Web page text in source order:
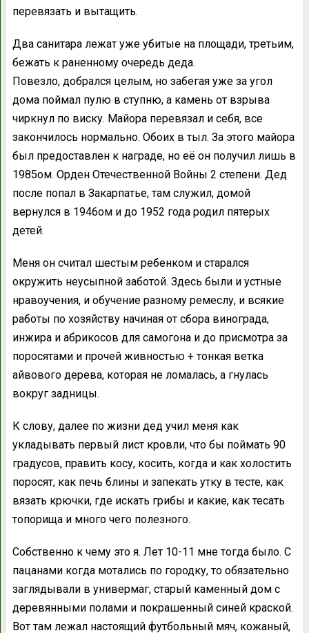
перевязать и вытащить.
Два санитара лежат уже убитые на площади, третьим,
бежать к раненному очередь деда.
Повезло, добрался целым, но забегая уже за угол
дома поймал пулю в ступню, а камень от взрыва
чиркнул по виску. Майора перевязал и себя, все
закончилось нормально. Обоих в тыл. За этого майора
был предоставлен к награде, но её он получил лишь в
1985ом. Орден Отечественной Войны 2 степени. Дед
после попал в Закарпатье, там служил, домой
вернулся в 1946ом и до 1952 года родил пятерых
детей.
Меня он считал шестым ребенком и старался
окружить неусыпной заботой. Здесь были и устные
нравоучения, и обучение разному ремеслу, и всякие
работы по хозяйству начиная от сбора винограда,
инжира и абрикосов для самогона и до присмотра за
поросятами и прочей живностью + тонкая ветка
айвового дерева, которая не ломалась, а гнулась
вокруг задницы.
К слову, далее по жизни дед учил меня как
укладывать первый лист кровли, что бы поймать 90
градусов, править косу, косить, когда и как холостить
поросят, как печь блины и запекать утку в тесте, как
вязать крючки, где искать грибы и какие, как тесать
топорища и много чего полезного.
Собственно к чему это я. Лет 10-11 мне тогда было. С
пацанами когда мотались по городку, то обязательно
заглядывали в универмаг, старый каменный дом с
деревянными полами и покрашенный синей краской.
Вот там лежал настоящий футбольный мяч, кожаный,